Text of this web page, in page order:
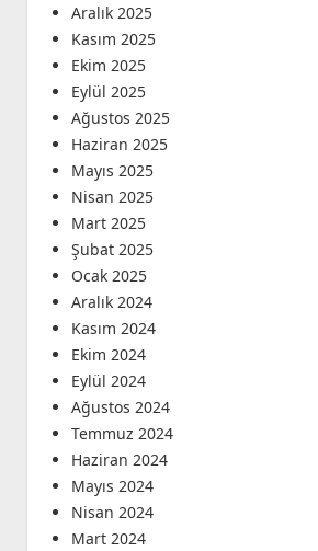
Aralık 2025
Kasım 2025
Ekim 2025
Eylül 2025
Ağustos 2025
Haziran 2025
Mayıs 2025
Nisan 2025
Mart 2025
Şubat 2025
Ocak 2025
Aralık 2024
Kasım 2024
Ekim 2024
Eylül 2024
Ağustos 2024
Temmuz 2024
Haziran 2024
Mayıs 2024
Nisan 2024
Mart 2024